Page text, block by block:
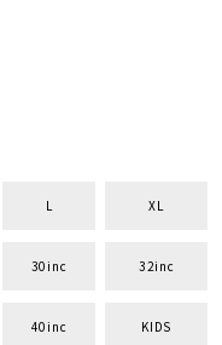
L XL
30inc 32inc
40inc KIDS